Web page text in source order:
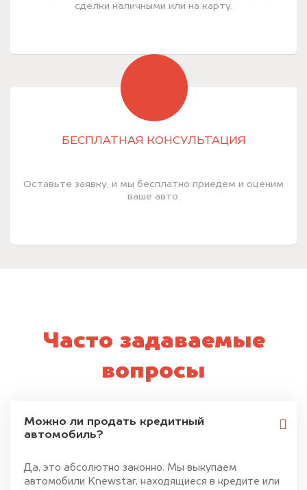
сделки наличными или на карту.
БЕСПЛАТНАЯ КОНСУЛЬТАЦИЯ
Оставьте заявку, и мы бесплатно приедем и оценим
ваше авто.
Часто задаваемые
вопросы
Можно ли продать кредитный
автомобиль?
Да, это абсолютно законно. Мы выкупаем
автомобили Knewstar, находящиеся в кредите или